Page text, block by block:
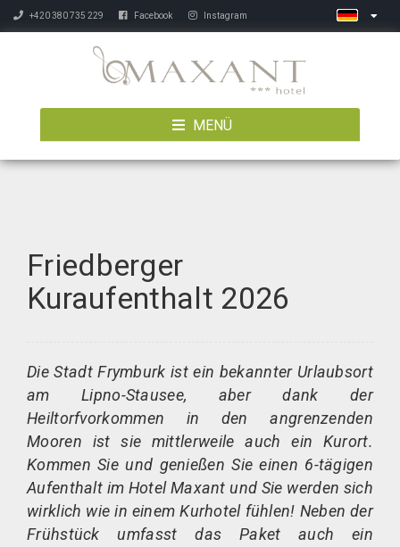
+420 380 735 229 Facebook Instagram
MENÜ
Friedberger
Kuraufenthalt 2026
Die Stadt Frymburk ist ein bekannter Urlaubsort
am Lipno-Stausee, aber dank der
Heiltorfvorkommen in den angrenzenden
Mooren ist sie mittlerweile auch ein Kurort.
Kommen Sie und genießen Sie einen 6-tägigen
Aufenthalt im Hotel Maxant und Sie werden sich
wirklich wie in einem Kurhotel fühlen! Neben der
Frühstück umfasst das Paket auch ein